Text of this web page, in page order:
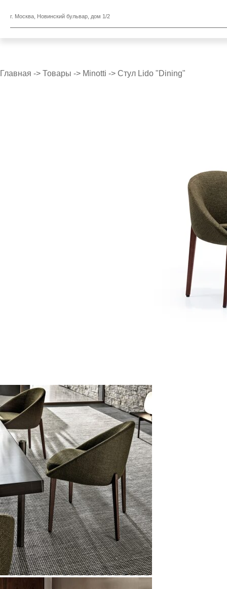
г. Москва, Новинский бульвар, дом 1/2
Главная -> Товары -> Minotti -> Стул Lido "Dining"